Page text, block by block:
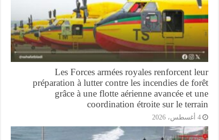
Les Forces armées royales renforcent
préparation à lutter contre les incendies de
grâce à une flotte aérienne avancée et
coordination étroite sur le